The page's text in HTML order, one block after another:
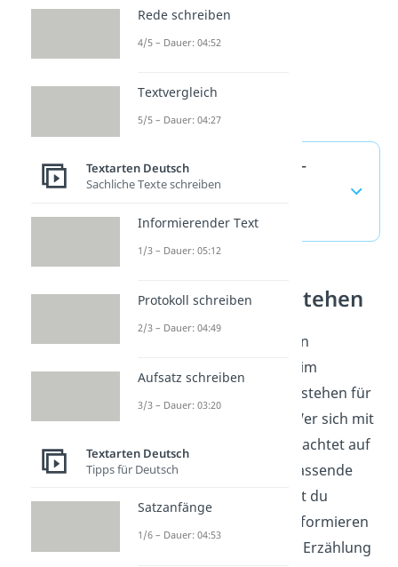
Bericht schreiben —
häufigste Fragen
(ausklappen)
Textsorten verstehen
Berichte gehören zu den
wichtigsten Textsorten im
Deutschunterricht und stehen für
sachliches Schreiben. Wer sich mit
Textsorten beschäftigt, achtet auf
Aufbau, Sprache und passende
Zeitformen. So erkennst du
schneller, ob ein Text informieren
soll oder ob er wie eine Erzählung
Rede schreiben
4/5 – Dauer: 04:52
Textvergleich
5/5 – Dauer: 04:27
Textarten Deutsch
Sachliche Texte schreiben
Informierender Text
1/3 – Dauer: 05:12
Protokoll schreiben
2/3 – Dauer: 04:49
Aufsatz schreiben
3/3 – Dauer: 03:20
Textarten Deutsch
Tipps für Deutsch
Satzanfänge
1/6 – Dauer: 04:53